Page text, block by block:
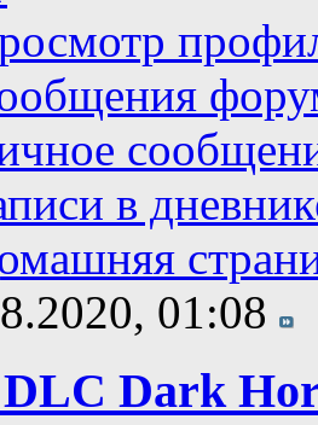
в
01:08
Dark